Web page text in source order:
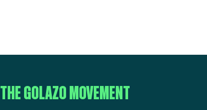
THE GOLAZO MOVEMENT